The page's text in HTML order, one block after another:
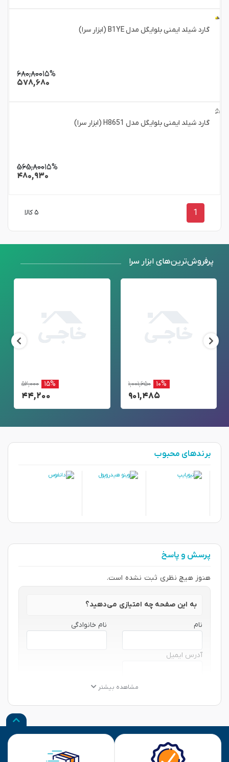
گارد شیلد ایمنی بلوایگل مدل B1YE (ابزار سرا)
۶۸۰,۸۰۰۱۵%
۵۷۸,۶۸۰
گارد شیلد ایمنی بلوایگل مدل H8651 (ابزار سرا)
۵۶۵,۸۰۰۱۵%
۴۸۰,۹۳۰
1 ۵ کالا
پرفروش‌ترین‌های ابزار سرا
۱,۰۰۱,۶۵۰ ۱۰%
۹۰۱,۴۸۵
۵۲,۰۰۰ ۱۵%
۴۴,۲۰۰
برندهای محبوب
پرسش و پاسخ
هنوز هیچ نظری ثبت نشده است.
به این صفحه چه امتیازی می‌دهید؟
نام نام خانوادگی
آدرس ایمیل
★
مشاهده بیشتر